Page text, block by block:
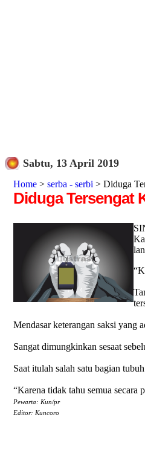
Sabtu, 13 April 2019
Home > serba - serbi > Diduga
Diduga Tersengat
Mendasar keterangan saksi yang
Sangat dimungkinkan sesaat
Saat itulah salah satu bagian
“Karena tidak tahu semua secara
Pewarta: Kun/pr
Editor: Kuncoro